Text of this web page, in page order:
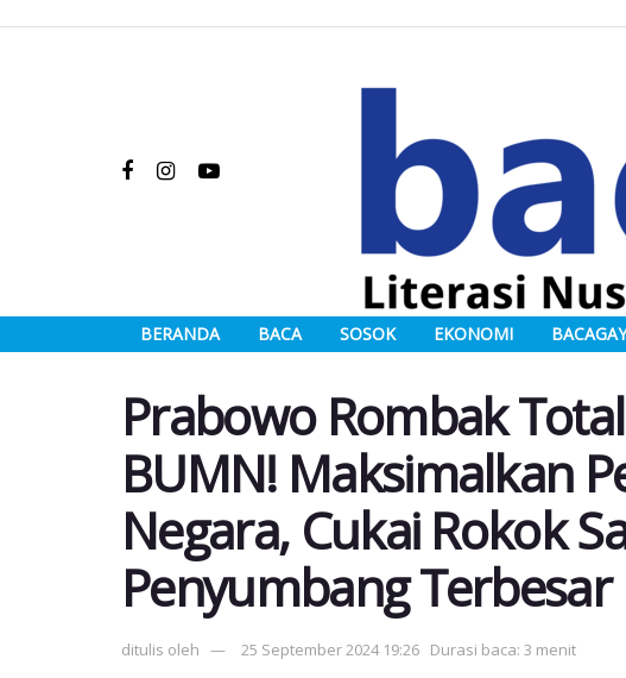
BERANDA BACA SOSOK EKONOMI
Prabowo Rombak
BUMN! Maksimalkan
Negara, Cukai Rokok
Penyumbang Terbesar
ditulis oleh 25 September 2024 19:26 Durasi baca: 3 menit